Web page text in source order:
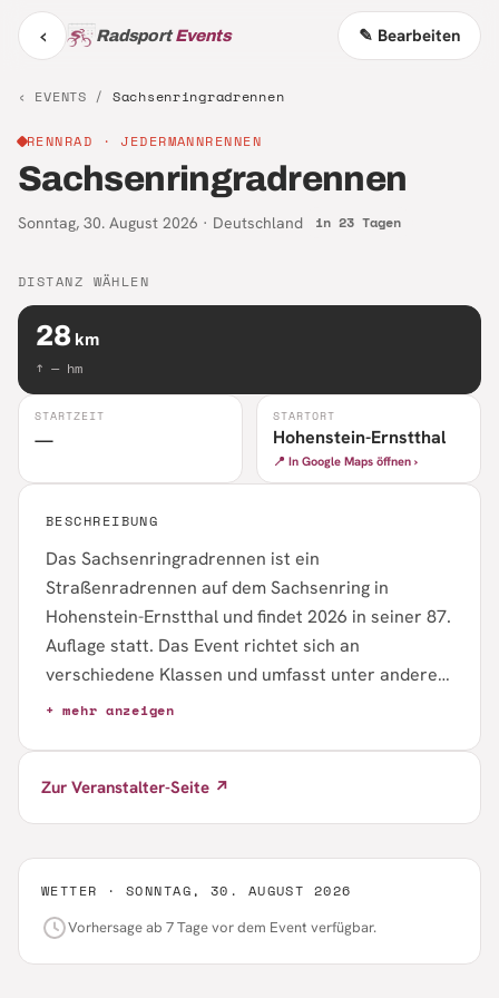
‹ RadsportEvents ✎ Bearbeiten
‹ EVENTS / Sachsenringradrennen
RENNRAD · JEDERMANNRENNEN
Sachsenringradrennen
Sonntag, 30. August 2026 · Deutschland in 23 Tagen
STARTZEIT
—
STARTORT
Hohenstein-Ernstthal
📍 In Google Maps öffnen ›
DISTANZ WÄHLEN
28 km
↑ —hm
BESCHREIBUNG
Das Sachsenringradrennen ist ein
Straßenradrennen auf dem Sachsenring in
Hohenstein-Ernstthal und findet 2026 in seiner 87.
Auflage statt. Das Event richtet sich an
verschiedene Klassen und umfasst unter anderem
Wettbewerbe für Elite, U15, U17, U19, Senioren
der 16.08.2026.
+ mehr anzeigen
Zur Veranstalter-Seite ↗
WETTER · SONNTAG, 30. AUGUST 2026
Vorhersage ab 7 Tage vor dem Event verfügbar.